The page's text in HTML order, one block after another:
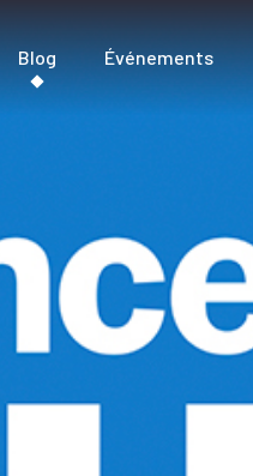
Blog Événements